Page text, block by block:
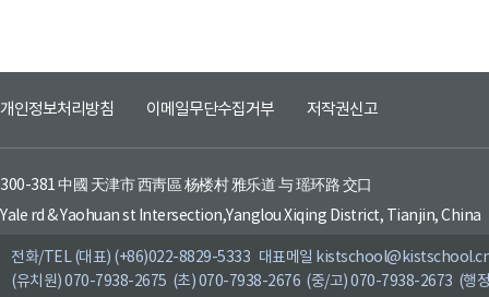
개인정보처리방침 이메일무단수집거부 저작권신고
300-381 中國 天津市 西靑區 杨楼村 雅乐道 与 瑶环路 交口
Yale rd & Yaohuan st Intersection,Yanglou Xiqing District, Tianjin, China
전화/TEL (대표) (+86)022-8829-5333 대표메일
(유치원) 070-7938-2675 (초) 070-7938-2676 (중/고) 070-7938-2673 (행